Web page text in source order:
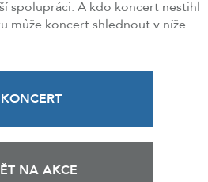
spolupráci. A kdo koncert nestihl
může koncert shlednout v níže
KONCERT
NA AKCE